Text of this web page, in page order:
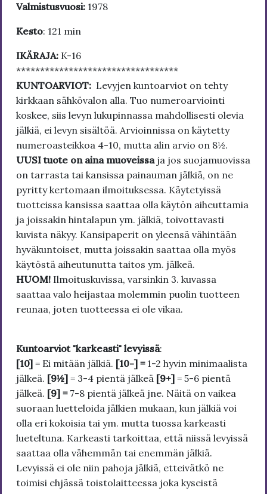
Valmistusvuosi: 1978
Kesto: 121 min
IKÄRAJA: K-16
**********************************
KUNTOARVIOT: Levyjen kuntoarviot on tehty
kirkkaan sähkövalon alla. Tuo numeroarviointi
koskee, siis levyn lukupinnassa mahdollisesti olevia
jälkiä, ei levyn sisältöä. Arvioinnissa on käytetty
numeroasteikkoa 4-10, mutta alin arvio on 8½.
UUSI tuote on aina muoveissa ja jos suojamuovissa
on tarrasta tai kansissa painauman jälkiä, on ne
pyritty kertomaan ilmoituksessa. Käytetyissä
tuotteissa kansissa saattaa olla käytön aiheuttamia
ja joissakin hintalapun ym. jälkiä, toivottavasti
kuvista näkyy. Kansipaperit on yleensä vähintään
hyväkuntoiset, mutta joissakin saattaa olla myös
käytöstä aiheutunutta taitos ym. jälkeä.
HUOM! Ilmoituskuvissa, varsinkin 3. kuvassa
saattaa valo heijastaa molemmin puolin tuotteen
reunaa, joten tuotteessa ei ole vikaa.
Kuntoarviot "karkeasti" levyissä:
[10] = Ei mitään jälkiä. [10-] = 1-2 hyvin minimaalista
jälkeä. [9½] = 3-4 pientä jälkeä [9+] = 5-6 pientä
jälkeä. [9] = 7-8 pientä jälkeä jne. Näitä on vaikea
suoraan luetteloida jälkien mukaan, kun jälkiä voi
olla eri kokoisia tai ym. mutta tuossa karkeasti
lueteltuna. Karkeasti tarkoittaa, että niissä levyissä
saattaa olla vähemmän tai enemmän jälkiä.
Levyissä ei ole niin pahoja jälkiä, etteivätkö ne
toimisi ehjässä toistolaitteessa joka kyseistä